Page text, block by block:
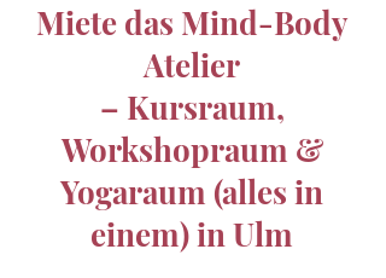
Miete das Mind-Body
Atelier
– Kursraum,
Workshopraum &
Yogaraum (alles in
einem) in Ulm